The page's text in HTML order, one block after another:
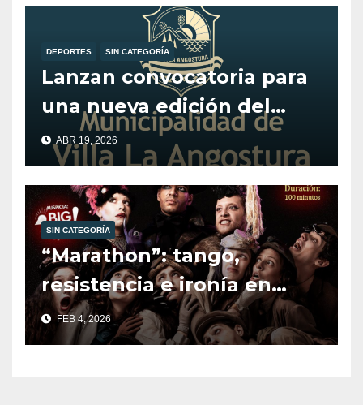
DEPORTES SIN CATEGORÍA
Lanzan convocatoria para
una nueva edición del
programa Alentando el
Deporte.
ABR 19, 2026
SIN CATEGORÍA
“Marathon”: tango,
resistencia e ironía en
escena.
FEB 4, 2026